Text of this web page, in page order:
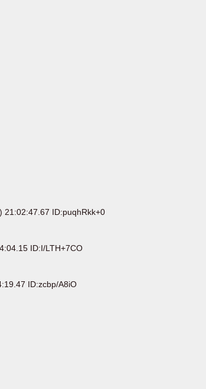
21:02:47.67 ID:puqhRkk+0
ID:I/LTH+7CO
ID:zcbp/A8iO